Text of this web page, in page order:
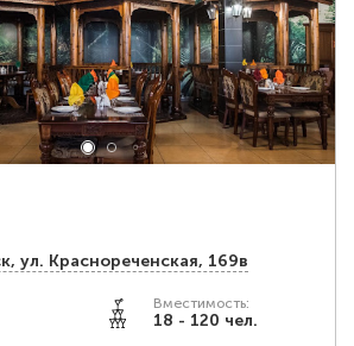
ул. Краснореченская, 169в
Вместимость:
18 - 120 чел.